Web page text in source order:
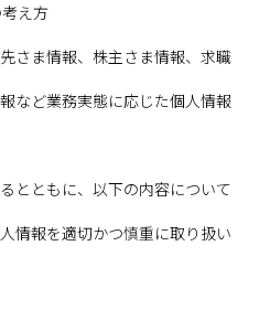
え方
さま情報、株主さま情報、求職
など業務実態に応じた個人情報
とともに、以下の内容について
情報を適切かつ慎重に取り扱い